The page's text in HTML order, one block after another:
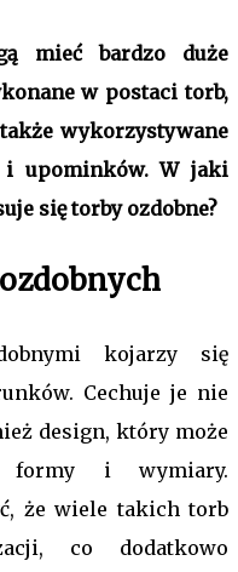
mieć bardzo duże
w postaci torb,
wykorzystywane
i upominków. W jaki
się torby ozdobne?
kojarzy się
Cechuje je nie
design, który może
formy i wymiary.
że wiele takich torb
co dodatkowo